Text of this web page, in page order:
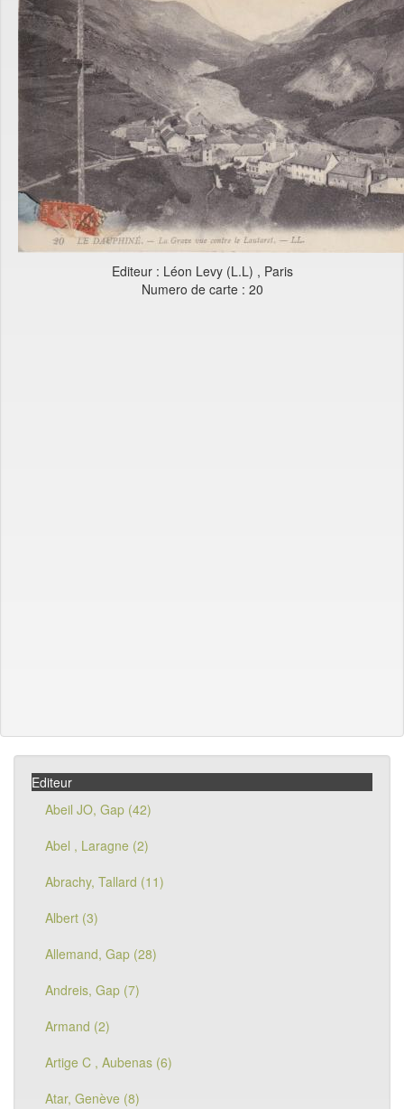
Editeur : Léon Levy (L.L) , Paris
Numero de carte : 20
Editeur
Abeil JO, Gap (42)
Abel , Laragne (2)
Abrachy, Tallard (11)
Albert (3)
Allemand, Gap (28)
Andreis, Gap (7)
Armand (2)
Artige C , Aubenas (6)
Atar, Genève (8)